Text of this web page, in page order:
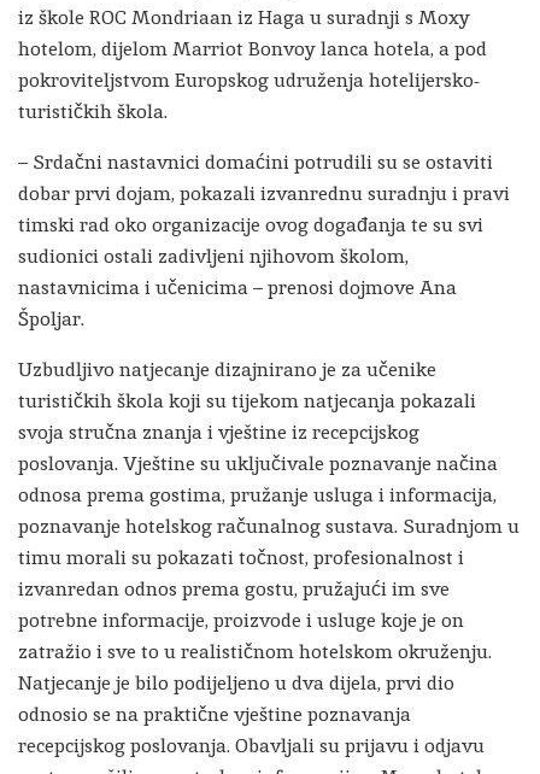
iz škole ROC Mondriaan iz Haga u suradnji s Moxy
hotelom, dijelom Marriot Bonvoy lanca hotela, a pod
pokroviteljstvom Europskog udruženja hotelijersko-
turističkih škola.
– Srdačni nastavnici domaćini potrudili su se ostaviti
dobar prvi dojam, pokazali izvanrednu suradnju i pravi
timski rad oko organizacije ovog događanja te su svi
sudionici ostali zadivljeni njihovom školom,
nastavnicima i učenicima – prenosi dojmove Ana
Špoljar.
Uzbudljivo natjecanje dizajnirano je za učenike
turističkih škola koji su tijekom natjecanja pokazali
svoja stručna znanja i vještine iz recepcijskog
poslovanja. Vještine su uključivale poznavanje načina
odnosa prema gostima, pružanje usluga i informacija,
poznavanje hotelskog računalnog sustava. Suradnjom u
timu morali su pokazati točnost, profesionalnost i
izvanredan odnos prema gostu, pružajući im sve
potrebne informacije, proizvode i usluge koje je on
zatražio i sve to u realističnom hotelskom okruženju.
Natjecanje je bilo podijeljeno u dva dijela, prvi dio
odnosio se na praktične vještine poznavanja
recepcijskog poslovanja. Obavljali su prijavu i odjavu